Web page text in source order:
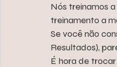
Nós treinamos
treinamento a
Se você não
Resultados),
É hora de